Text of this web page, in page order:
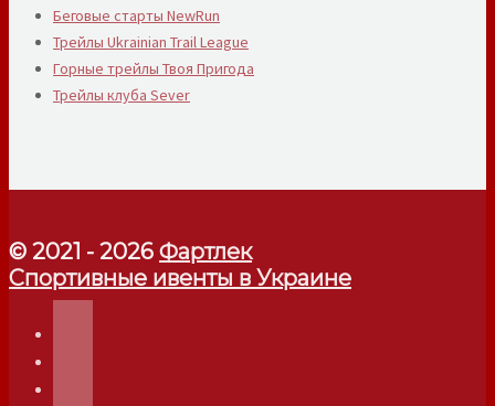
Беговые старты NewRun
Трейлы Ukrainian Trail League
Горные трейлы Твоя Пригода
Трейлы клуба Sever
© 2021 - 2026 Фартлек
Спортивные ивенты в Украине